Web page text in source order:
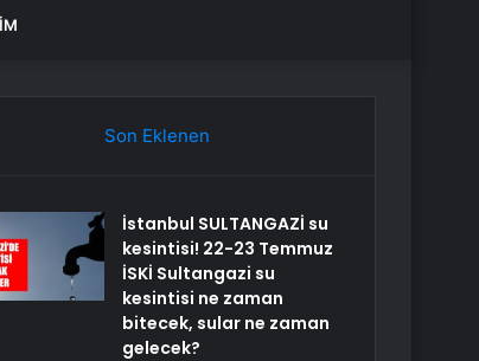
Son Eklenen
İstanbul SULTANGAZİ su
kesintisi! 22-23 Temmuz
İSKİ Sultangazi su
kesintisi ne zaman
bitecek, sular ne zaman
gelecek?